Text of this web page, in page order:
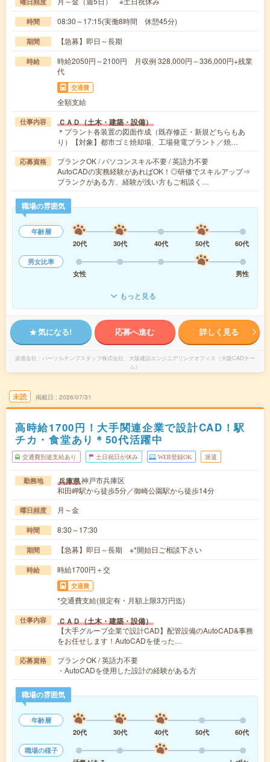
時間 08:30～17:15(実働8時間 休憩45分)
期間 【急募】即日～長期
時給
時給2050円～2100円 月収例 328,000円～336,000円+残業
代
交通費
全額支給
仕事内容 ＣＡＤ（土木・建築・設備）
＊プラント各装置の図面作成（既存修正・新規どちらもあ
り）【対象】都市ゴミ焼却場、工場発電プラント／焼…
応募資格
ブランクOK / パソコンスキル不要 / 英語力不要
AutoCADの実務経験があればOK！◎研修でスキルアップ⇒
ブランクがある方、経験が浅い方もご相談く…
職場の雰囲気
年齢層
20代
30代 40代 50代
60代
男女比率
女性
男性
もっと見る
気になる! 応募へ進む 詳しく見る
派遣会社
パーソルテンプスタッフ株式会社 大阪建設エンジニアリングオフィス（大阪CADチー
ム）
未読 掲載日 2026/07/31
高時給1700円！大手関連企業で設計CAD！駅
チカ・食堂あり＊50代活躍中
交通費別途支給あり 土日祝日が休み WEB登録OK 派遣
勤務地 兵庫県神戸市兵庫区
和田岬駅から徒歩5分／御崎公園駅から徒歩14分
曜日頻度 月～金
時間 8:30～17:30
期間 【急募】即日～長期 ※*開始日ご相談下さい
時給 時給1700円＋交
交通費
*交通費支給(規定有・月額上限3万円迄)
仕事内容 ＣＡＤ（土木・建築・設備）
【大手グループ企業で設計CAD】配管設備のAutoCAD&事務
をお任せします！AutoCADを使った…
応募資格
ブランクOK / 英語力不要
・AutoCADを使用した設計の経験がある方
職場の雰囲気
年齢層
20代
30代 40代 50代
60代
職場の様子